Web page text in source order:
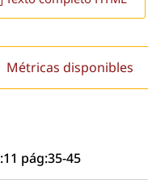
Métricas disponibles
pág:35-45